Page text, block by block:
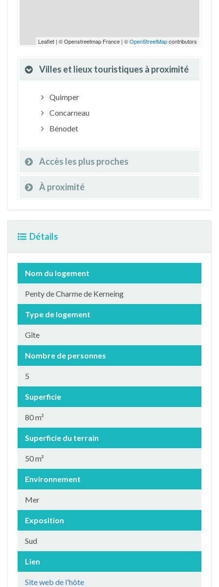
Leaflet | © Openstreetmap France | ©OpenStreetMapcontributors
Villes et lieux touristiques à proximité
Quimper
Concarneau
Bénodet
Accès les plus proches
À proximité
Détails
Nom du logement
Penty de Charme de Kerneing
Type de logement
Gîte
Nombre de personnes
5
Superficie
80 m²
Superficie du terrain
50 m²
Environnement
Mer
Exposition
Sud
Lien
Site web de l'hôte